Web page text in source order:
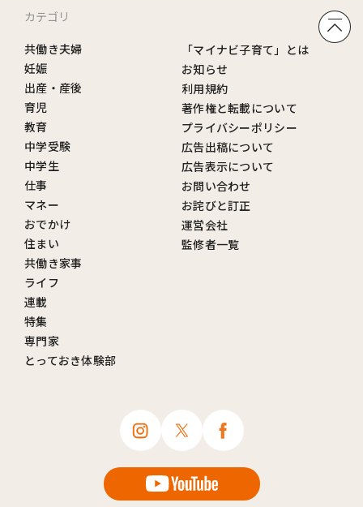
カテゴリ
共働き夫婦
妊娠
出産・産後
育児
教育
中学受験
中学生
仕事
マネー
おでかけ
住まい
共働き家事
ライフ
連載
特集
専門家
とっておき体験部
「マイナビ子育て」とは
お知らせ
利用規約
著作権と転載について
プライバシーポリシー
広告出稿について
広告表示について
お問い合わせ
お詫びと訂正
運営会社
監修者一覧